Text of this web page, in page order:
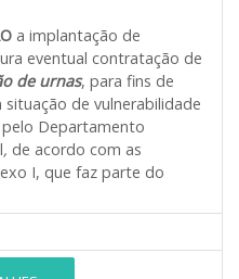
a implantação de
eventual contratação de
de urnas, para fins de
de vulnerabilidade
Departamento
, de acordo com as
I, que faz parte do